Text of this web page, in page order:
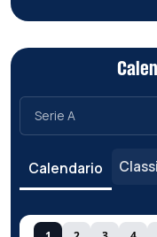
Calendario